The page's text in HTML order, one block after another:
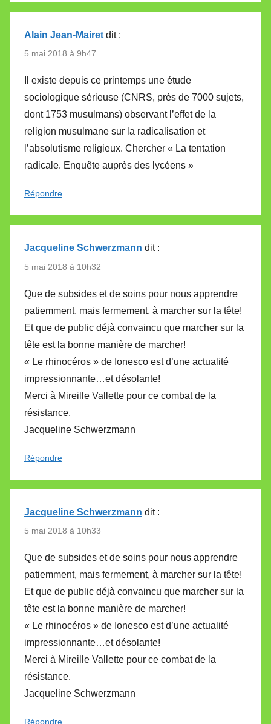
Alain Jean-Mairet dit :
5 mai 2018 à 9h47
Il existe depuis ce printemps une étude
sociologique sérieuse (CNRS, près de 7000 sujets,
dont 1753 musulmans) observant l’effet de la
religion musulmane sur la radicalisation et
l’absolutisme religieux. Chercher « La tentation
radicale. Enquête auprès des lycéens »
Répondre
Jacqueline Schwerzmann dit :
5 mai 2018 à 10h32
Que de subsides et de soins pour nous apprendre
patiemment, mais fermement, à marcher sur la tête!
Et que de public déjà convaincu que marcher sur la
tête est la bonne manière de marcher!
« Le rhinocéros » de Ionesco est d’une actualité
impressionnante…et désolante!
Merci à Mireille Vallette pour ce combat de la
résistance.
Jacqueline Schwerzmann
Répondre
Jacqueline Schwerzmann dit :
5 mai 2018 à 10h33
Que de subsides et de soins pour nous apprendre
patiemment, mais fermement, à marcher sur la tête!
Et que de public déjà convaincu que marcher sur la
tête est la bonne manière de marcher!
« Le rhinocéros » de Ionesco est d’une actualité
impressionnante…et désolante!
Merci à Mireille Vallette pour ce combat de la
résistance.
Jacqueline Schwerzmann
Répondre